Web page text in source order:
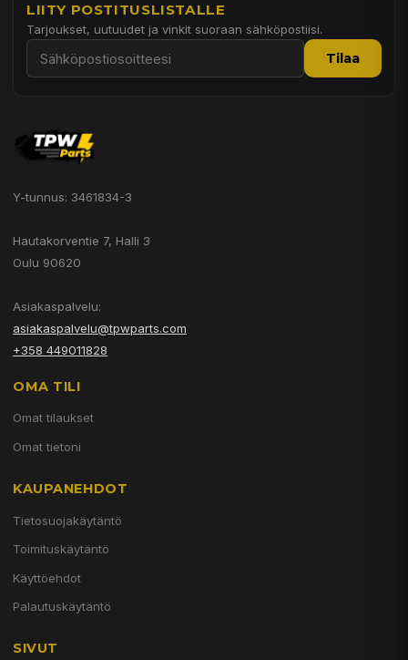
LIITY POSTITUSLISTALLE
Tarjoukset, uutuudet ja vinkit suoraan sähköpostiisi.
Tilaa
Y-tunnus: 3461834-3
Hautakorventie 7, Halli 3
Oulu 90620
Asiakaspalvelu:
asiakaspalvelu@tpwparts.com
+358 449011828
OMA TILI
Omat tilaukset
Omat tietoni
KAUPANEHDOT
Tietosuojakäytäntö
Toimituskäytäntö
Käyttöehdot
Palautuskäytäntö
SIVUT